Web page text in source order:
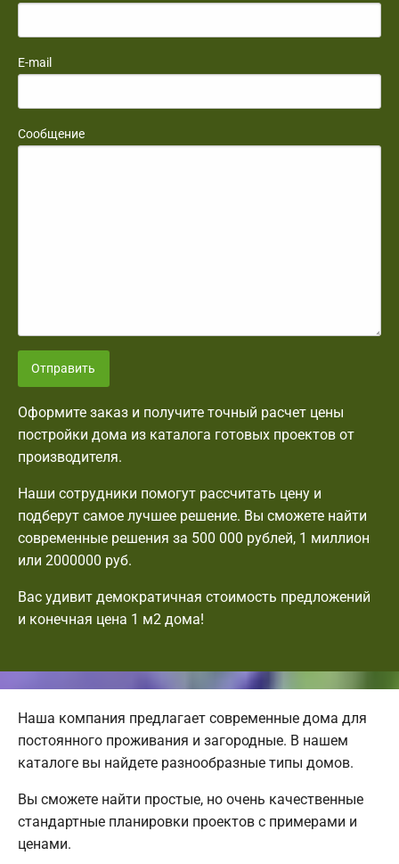
E-mail
Сообщение
Отправить
Оформите заказ и получите точный расчет цены
постройки дома из каталога готовых проектов от
производителя.
Наши сотрудники помогут рассчитать цену и
подберут самое лучшее решение. Вы сможете найти
современные решения за 500 000 рублей, 1 миллион
или 2000000 руб.
Вас удивит демократичная стоимость предложений
и конечная цена 1 м2 дома!
Наша компания предлагает современные дома для
постоянного проживания и загородные. В нашем
каталоге вы найдете разнообразные типы домов.
Вы сможете найти простые, но очень качественные
стандартные планировки проектов с примерами и
ценами.